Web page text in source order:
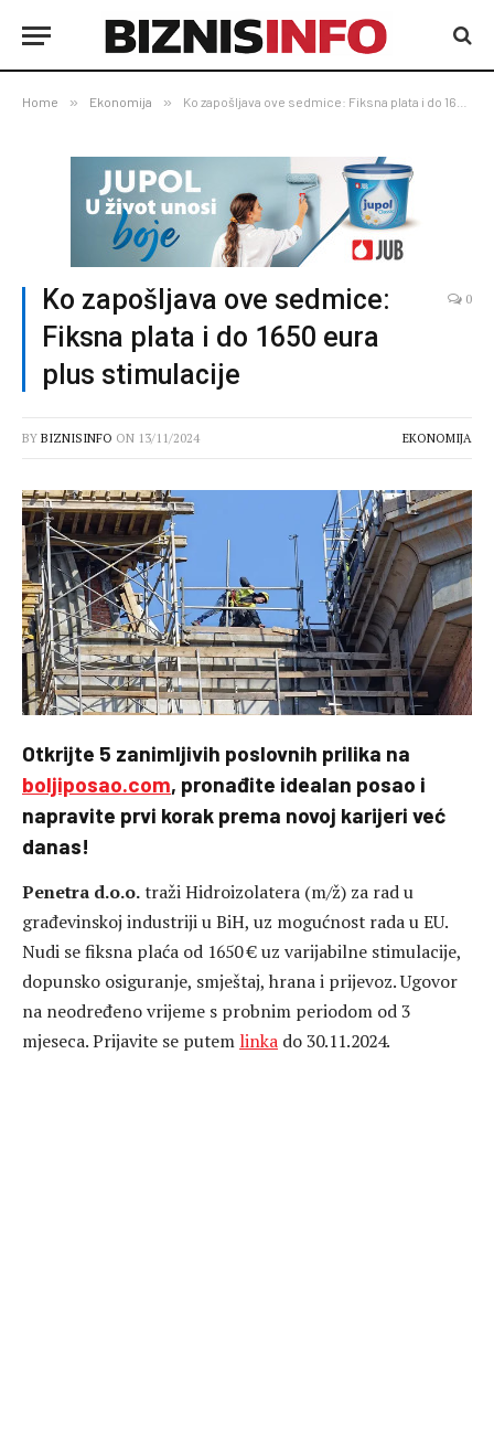
Home » Ekonomija » Ko zapošljava ove sedmice: Fiksna plata i do 1650 eura plus stimulacije
Ko zapošljava ove sedmice:
Fiksna plata i do 1650 eura
plus stimulacije
0
BY BIZNISINFO ON 13/11/2024 EKONOMIJA
Otkrijte 5 zanimljivih poslovnih prilika na
boljiposao.com, pronađite idealan posao i
napravite prvi korak prema novoj karijeri već
danas!
Penetra d.o.o.traži Hidroizolatera (m/ž) za rad u
građevinskoj industriji u BiH, uz mogućnost rada u EU.
Nudi se fiksna plaća od 1650 € uz varijabilne stimulacije,
dopunsko osiguranje, smještaj, hrana i prijevoz. Ugovor
na neodređeno vrijeme s probnim periodom od 3
mjeseca. Prijavite se putem linka do 30.11.2024.